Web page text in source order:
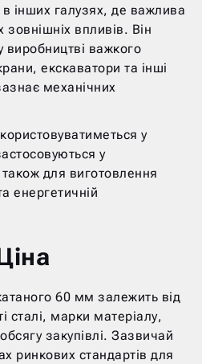
інших галузях, де важлива
зовнішніх впливів. Він
виробництві важкого
екскаватори та інші
механічних
у
у
також для виготовлення
енергетичній
60 мм залежить від
сталі, марки матеріалу,
закупівлі. Зазвичай
ринкових стандартів для